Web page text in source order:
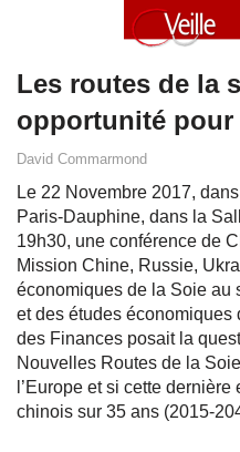
Les routes de la
opportunité pour
David Commarmond
Le 22 Novembre 2017,
Paris-Dauphine, dans la
19h30, une conférence de
Mission Chine, Russie,
économiques de la Soie au
et des études économiques
des Finances posait la
Nouvelles Routes de la
l’Europe et si cette
chinois sur 35 ans (2015-